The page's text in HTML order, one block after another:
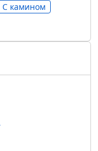
С камином